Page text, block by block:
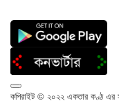
কপিরাইট © ২০২২ একতার কণ্ঠ এর